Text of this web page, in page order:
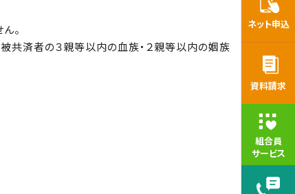
ネット申込
資料請求
組合員
サービス
。
共済者の３親等以内の血族・２親等以内の姻族